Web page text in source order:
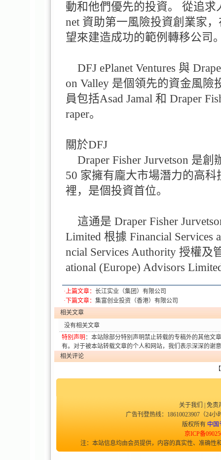
動和他們優先的投資。 從追求
net 資助第一風險投資創業家
望來建造成功的範例轉移公司
DFJ ePlanet Ventures 與
on Valley 是個領先的資金風險
員包括Asad Jamal 和 Draper
raper。
關於DFJ
Draper Fisher Jurvetson 是
50 家擁有龐大市場潛力的高
裡，是個投資首位。
這通是 Draper Fisher
Limited 根據 Financial Services
ncial Services Authority 授權及
ational (Europe) Advisors
·上篇文章： 长江实业（集团）有限公司
·下篇文章： 集富创业投资（香港）有限公司
相关文章
没有相关文章
特别声明 ：本站除部分特别声明禁止转载的专稿外的其他文
有。对于被本站转载文章的个人和网站，我们表示深深的谢
相关评论
关于我们
免责
广告刊登热线：18610023907（24
版权所有 中国
京ICP备
注：本站信息均由会员提供，内容的真实性、准确性